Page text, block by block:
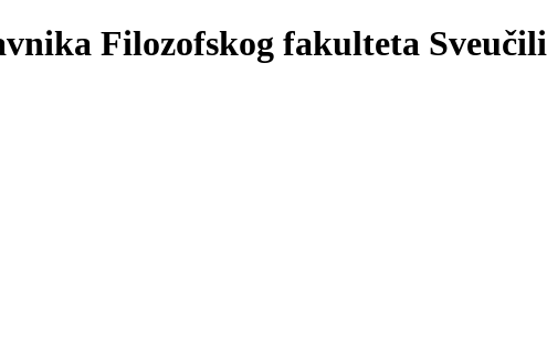
Filozofskog fakulteta